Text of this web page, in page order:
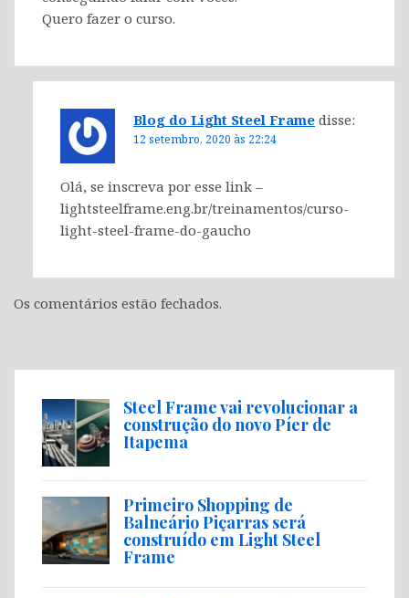
Quero fazer o curso.
Blog do Light Steel Frame disse:
12 setembro, 2020 às 22:24
Olá, se inscreva por esse link –
lightsteelframe.eng.br/treinamentos/curso-
light-steel-frame-do-gaucho
Os comentários estão fechados.
Steel Frame vai revolucionar a
construção do novo Píer de
Itapema
Primeiro Shopping de
Balneário Piçarras será
construído em Light Steel
Frame